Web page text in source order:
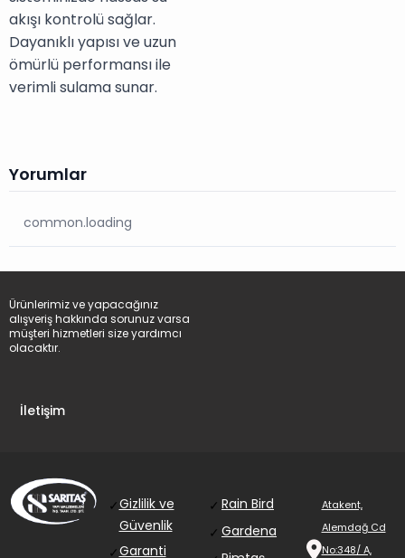
akışı kontrolü sağlar.
Dayanıklı yapısı ve uzun
ömürlü performansı ile
verimli sulama sunar.
Yorumlar
common.loading
Ürünlerimiz ve yapacağınız
alışveriş hakkında sorunuz varsa
müşteri hizmetleri size yardımcı
olacaktır.
İletişim
✓Gizlilik ve
Güvenlik
✓Garanti
✓ Rain Bird
✓ Gardena
Atakent,
Alemdağ Cd
No:348/ A,